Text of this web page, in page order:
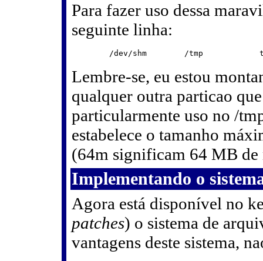
Para fazer uso dessa
seguinte linha:
Lembre-se, eu estou
qualquer outra particao
particularmente uso no /
estabelece o tamanho
(64m significam 64 MB de
Implementando o
Agora está disponível no
patches) o sistema de
vantagens deste sistema,